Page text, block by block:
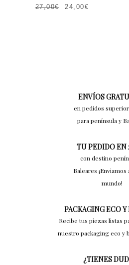
27,00€ 24,00€
ENVÍOS
en pedidos
para península y
TU PEDIDO EN
con destino
Baleares ¡Enviamos
mundo!
PACKAGING ECO
Recibe tus piezas listas
nuestro packaging eco y
¿TIENES